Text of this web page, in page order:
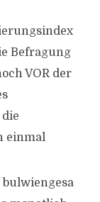
Befragung
VOR der
einmal